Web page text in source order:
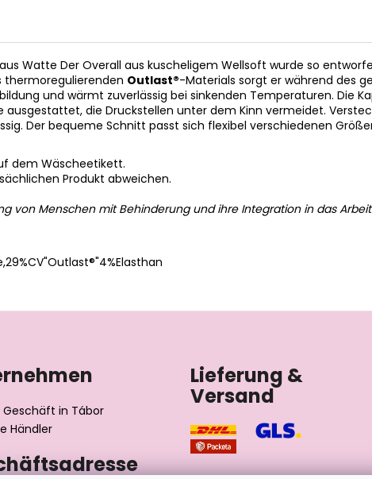
Watte Der Overall aus kuscheligem Wellsoft wurde so
Outlast®-Materials sorgt er während des
und wärmt zuverlässig bei sinkenden Temperaturen. Die
die Druckstellen unter dem Kinn vermeidet.
Der bequeme Schnitt passt sich flexibel verschiedenen
dem Wäscheetikett.
Produkt abweichen.
von Menschen mit Behinderung und ihre Integration in das
Geschäft in Tábor
Händler
Lieferung &
Versand